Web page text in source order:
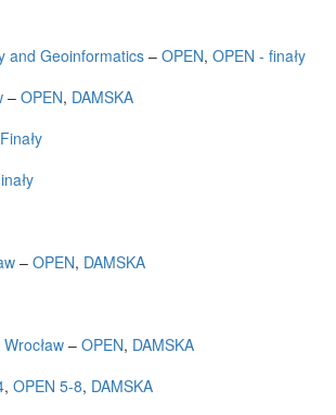
and Geoinformatics–OPEN,OPEN - finały
–OPEN, DAMSKA
–OPEN, DAMSKA
–OPEN, DAMSKA
,OPEN 5-8, DAMSKA